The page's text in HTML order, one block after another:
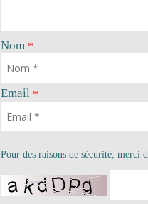
Nom *
Email *
Pour des raisons de sécurité, merci